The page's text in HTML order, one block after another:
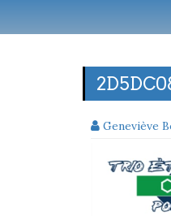
Geneviève